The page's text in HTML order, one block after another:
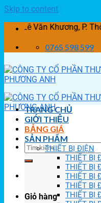
Skip to content
Lê Văn Khương, P. Thời
0765 598 599
Giỏ hàng
TRANG CHỦ
GIỚI THIỆU
BẢNG GIÁ
SẢN PHẨM
THIẾT BỊ ĐIỆN
THIẾT BỊ
THIẾT BỊ
THIẾT BỊ
THIẾT BỊ
THIẾT BỊ